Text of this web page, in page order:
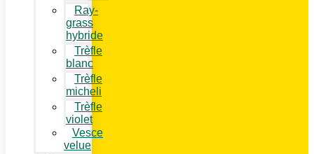
Ray-
grass
hybride
Trèfle
blanc
Trèfle
micheli
Trèfle
violet
Vesce
velue